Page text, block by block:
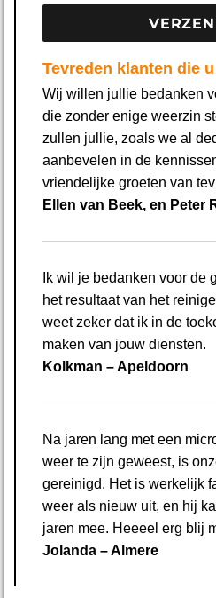
Tevreden klanten die
Wij willen jullie bedanken
die zonder enige weerzin
zullen jullie, zoals we al
aanbevelen in de
vriendelijke groeten van
Ellen van Beek, en Peter
Ik wil je bedanken voor de
het resultaat van het
weet zeker dat ik in de
maken van jouw diensten.
Kolkman – Apeldoorn
Na jaren lang met een
weer te zijn geweest, is
gereinigd. Het is werkelijk
weer als nieuw uit, en hij
jaren mee. Heeeel erg blij
Jolanda – Almere